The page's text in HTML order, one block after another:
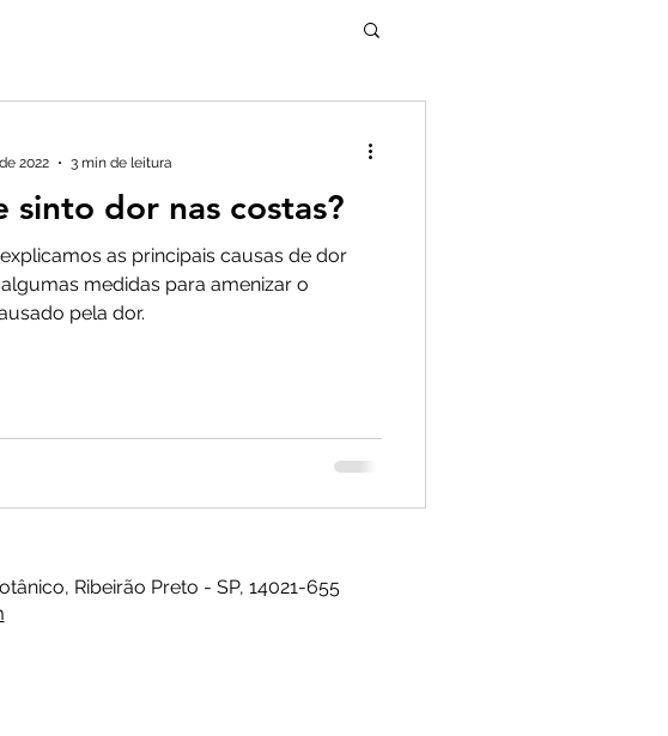
sinto dor nas costas?
as principais causas de dor
medidas para amenizar o
pela dor.
2022
3 min de leitura
Ribeirão Preto - SP, 14021-655